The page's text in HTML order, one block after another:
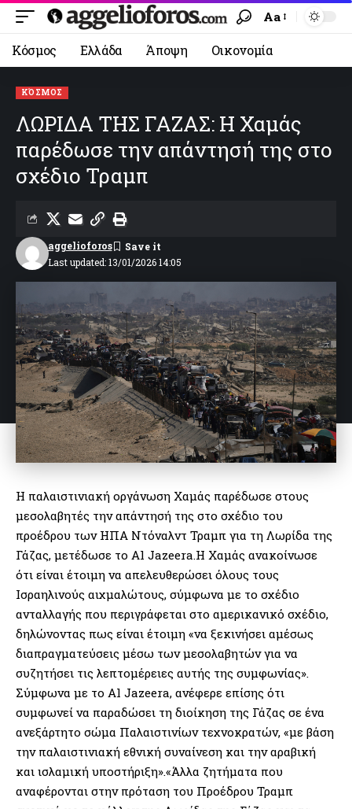
Aa
Κόσμος Ελλάδα Άποψη Οικονομία
ΚΌΣΜΟΣ
ΛΩΡΙΔΑ ΤΗΣ ΓΑΖΑΣ: Η Χαμάς
παρέδωσε την απάντησή της στο
σχέδιο Τραμπ
Last updated: 13/01/2026 14:05
aggelioforos
Η παλαιστινιακή οργάνωση Χαμάς παρέδωσε στους
μεσολαβητές την απάντησή της στο σχέδιο του
προέδρου των ΗΠΑ Ντόναλντ Τραμπ για τη Λωρίδα της
Γάζας, μετέδωσε το Al Jazeera.Η Χαμάς ανακοίνωσε
ότι είναι έτοιμη να απελευθερώσει όλους τους
Ισραηλινούς αιχμαλώτους, σύμφωνα με το σχέδιο
ανταλλαγής που περιγράφεται στο αμερικανικό σχέδιο,
δηλώνοντας πως είναι έτοιμη «να ξεκινήσει αμέσως
διαπραγματεύσεις μέσω των μεσολαβητών για να
συζητήσει τις λεπτομέρειες αυτής της συμφωνίας».
Σύμφωνα με το Al Jazeera, ανέφερε επίσης ότι
συμφωνεί να παραδώσει τη διοίκηση της Γάζας σε ένα
ανεξάρτητο σώμα Παλαιστινίων τεχνοκρατών, «με βάση
την παλαιστινιακή εθνική συναίνεση και την αραβική
και ισλαμική υποστήριξη».«Άλλα ζητήματα που
αναφέρονται στην πρόταση του Προέδρου Τραμπ